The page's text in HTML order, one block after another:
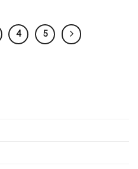
4 5